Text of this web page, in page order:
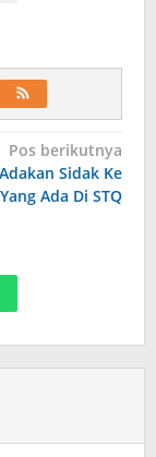
Pos berikutnya
Sidak Ke
Ada Di STQ